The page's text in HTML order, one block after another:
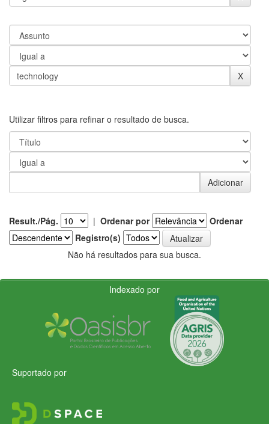
Utilizar filtros para refinar o resultado de busca.
Result./Pág. | Ordenar por
Ordenar
Registro(s)
Não há resultados para sua busca.
Indexado por
Suportado por